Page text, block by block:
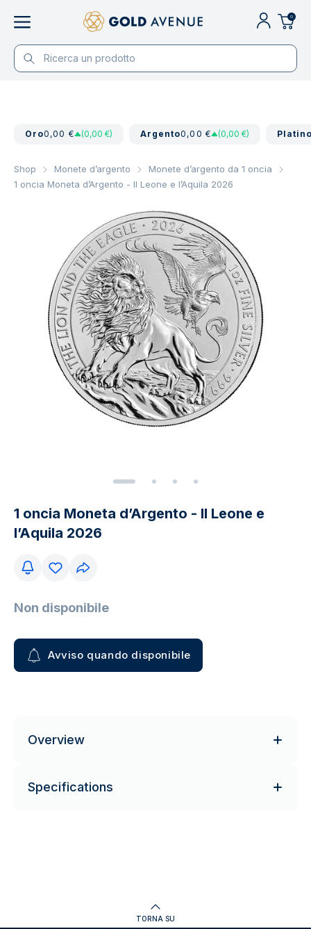
0
Oro0,00 € (0,00 €) Argento0,00 € (0,00 €)
Shop Monete d’argento
Monete d’argento da 1 oncia
1 oncia Moneta d’Argento - Il Leone e l’Aquila 2026
1 oncia Moneta d’Argento - Il Leone e
l’Aquila 2026
Non disponibile
Avviso quando disponibile
Overview
Specifications
TORNA SU